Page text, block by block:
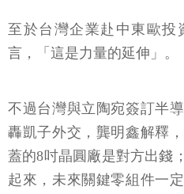
至於台灣企業赴中東歐投
言，「這是力量的延伸」。
不過台灣與立陶宛簽訂半
轟凱子外交，龔明鑫解釋
蓋的8吋晶圓廠是對方出錢
起來，未來關鍵零組件一